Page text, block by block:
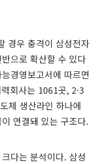
경우 충격이 삼성전자
으로 확산할 수 있다
경영보고서에 따르면
회사는 1061곳, 2·3
체 생산라인 하나에
연결돼 있는 구조다.
다는 분석이다. 삼성